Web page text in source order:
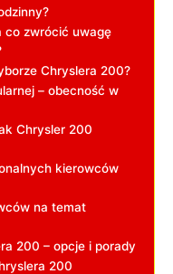
co zwrócić uwagę
Chryslera 200?
– obecność w
Chrysler 200
kierowców
na temat
200 – opcje i porady
200